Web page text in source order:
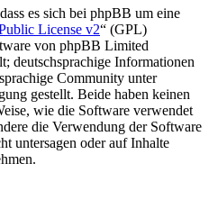
es sich bei phpBB um eine
License v2“ (GPL)
von phpBB Limited
deutschsprachige Informationen
Community unter
gestellt. Beide haben keinen
wie die Software verwendet
die Verwendung der Software
untersagen oder auf Inhalte